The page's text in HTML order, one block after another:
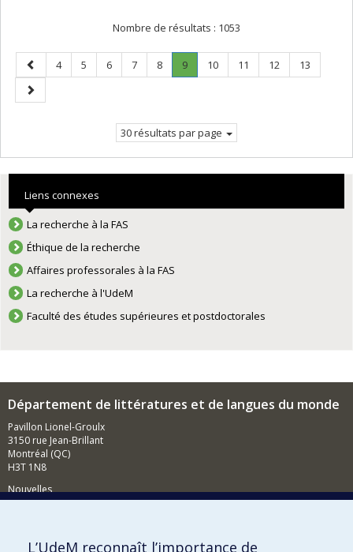
Nombre de résultats : 1053
Page
précédente
Page
4 Page
5 Page
6 Page
7 Page
8 Page
9.
Page
Page
10 Page
11 Page
12 Page
13
Page
suivante
30 résultats par page
Liens connexes
La recherche à la FAS
Éthique de la recherche
Affaires professorales à la FAS
La recherche à l'UdeM
Faculté des études supérieures et postdoctorales
Département de littératures et de langues du monde
Pavillon Lionel-Groulx
3150 rue Jean-Brillant
Montréal (QC)
H3T 1N8
Nouvelles
Comment soutenir le Département?
L’UdeM reconnaît l’importance de